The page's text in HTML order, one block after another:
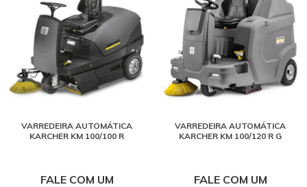
VARREDEIRA AUTOMÁTICA
KARCHER KM 100/100 R
FALE COM UM
VARREDEIRA AUTOMÁTICA
KARCHER KM 100/120 R G
FALE COM UM